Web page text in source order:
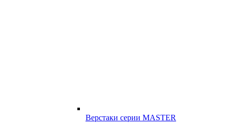
Верстаки серии MASTER